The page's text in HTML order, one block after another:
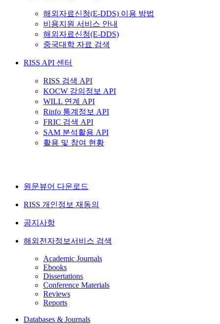
해외자료신청(E-DDS) 이용 방법
비용지원 서비스 안내
해외자료신청(E-DDS)
중국대학 자료 검색
RISS API 센터
RISS 검색 API
KOCW 강의정보 API
WILL 연계 API
Rinfo 통계정보 API
FRIC 검색 API
SAM 분석활용 API
활용 및 참여 현황
원문뷰어 다운로드
RISS 개인정보 재동의
공지사항
해외전자정보서비스 검색
Academic Journals
Ebooks
Dissertations
Conference Materials
Reviews
Reports
Databases & Journals